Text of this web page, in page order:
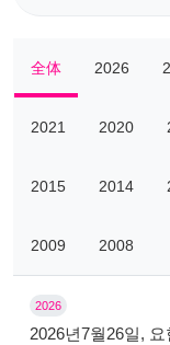
全体 2026
2021 2020
2015 2014
2009 2008
2026
2026년7월26일,